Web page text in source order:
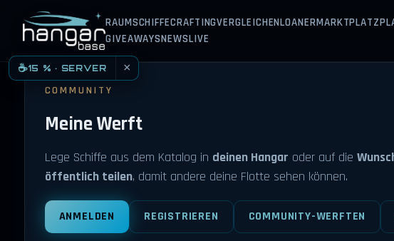
HANGARBASE
RAUMSCHIFFECRAFTINGVERGLEICHENLOANERMARKTPLATZ
GIVEAWAYSNEWSLIVE
COMMUNITY
Meine Werft
Lege Schiffe aus dem Katalog in deinen Hangar oder auf die
öffentlich teilen, damit andere deine Flotte sehen können.
ANMELDEN REGISTRIEREN COMMUNITY-WERFTEN
☕15 % · SERVER ×